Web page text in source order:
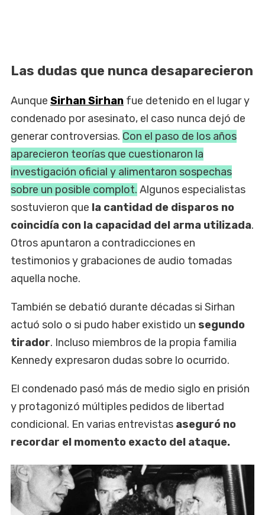
Las dudas que nunca desaparecieron
Aunque Sirhan Sirhan fue detenido en el lugar y
condenado por asesinato, el caso nunca dejó de
generar controversias. Con el paso de los años
aparecieron teorías que cuestionaron la
investigación oficial y alimentaron sospechas
sobre un posible complot. Algunos especialistas
sostuvieron que la cantidad de disparos no
coincidía con la capacidad del arma utilizada.
Otros apuntaron a contradicciones en
testimonios y grabaciones de audio tomadas
aquella noche.
También se debatió durante décadas si Sirhan
actuó solo o si pudo haber existido un segundo
tirador. Incluso miembros de la propia familia
Kennedy expresaron dudas sobre lo ocurrido.
El condenado pasó más de medio siglo en prisión
y protagonizó múltiples pedidos de libertad
condicional. En varias entrevistas aseguró no
recordar el momento exacto del ataque.